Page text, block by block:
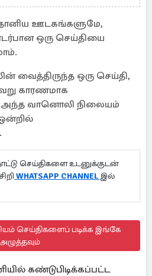
ஊடகங்களுமே,
ஒரு செய்தியை
வைத்திருந்த ஒரு செய்தி,
காரணமாக
அந்த வானொலி நிலையம்
செய்திகளை உடனுக்குடன்
WHATSAPP CHANNEL இல்
செய்திகளைப் படிக்க இங்கே
அழுத்தவும்
கண்டுபிடிக்கப்பட்ட